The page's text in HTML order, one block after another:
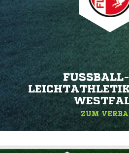
FUSSBALL-
EICHTATHLETIK-
ZUM